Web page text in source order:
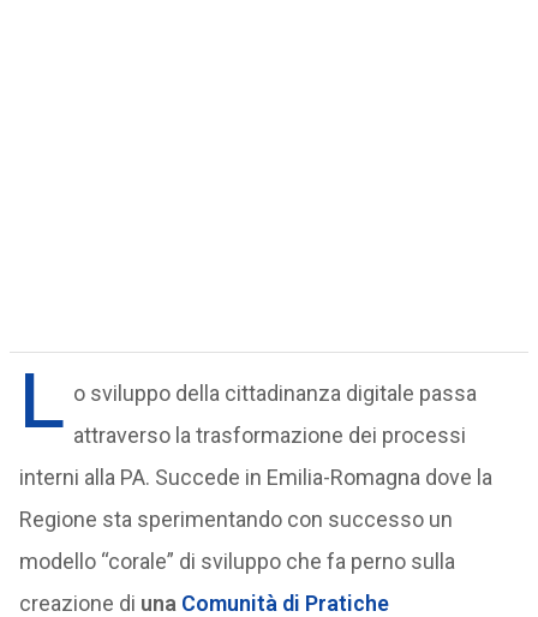
L o sviluppo della cittadinanza digitale passa
attraverso la trasformazione dei processi
interni alla PA. Succede in Emilia-Romagna dove la
Regione sta sperimentando con successo un
modello “corale” di sviluppo che fa perno sulla
creazione di una Comunità di Pratiche